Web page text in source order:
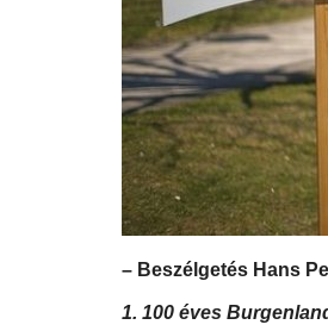
– Beszélgetés Hans
1. 100 éves